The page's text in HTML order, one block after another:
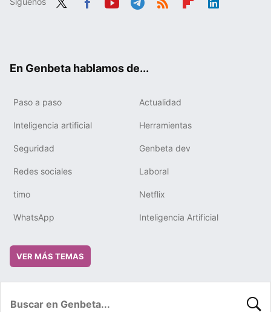
En Genbeta hablamos de...
Paso a paso Actualidad
Inteligencia artificial Herramientas
Seguridad Genbeta dev
Redes sociales Laboral
timo Netflix
WhatsApp Inteligencia Artificial
VER MÁS TEMAS